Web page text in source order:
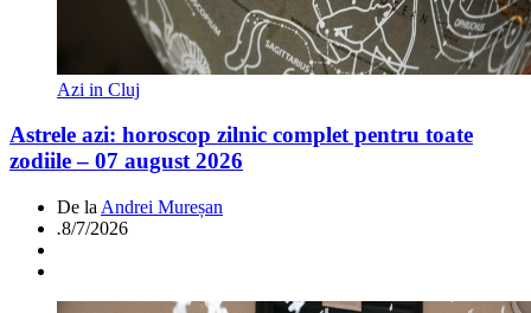
Azi in Cluj
Astrele azi: horoscop zilnic complet pentru toate
zodiile – 07 august 2026
De la Andrei Mureșan
.8/7/2026